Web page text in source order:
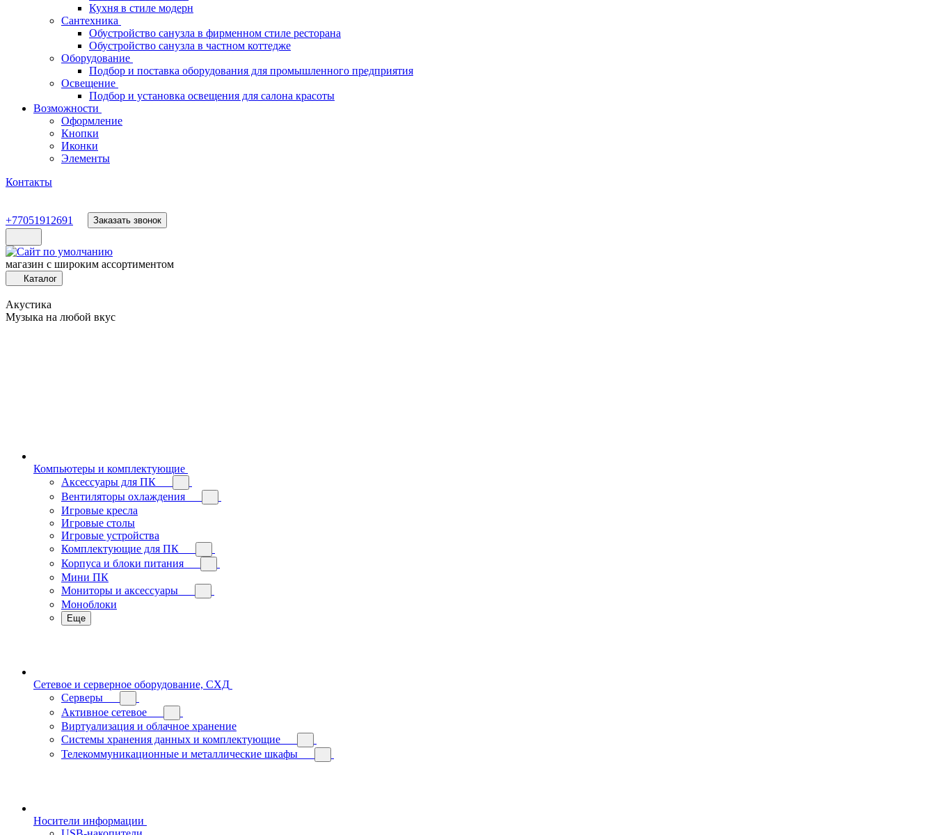
Кухня в стиле модерн
Сантехника
Обустройство санузла в фирменном стиле ресторана
Обустройство санузла в частном коттедже
Оборудование
Подбор и поставка оборудования для промышленного предприятия
Освещение
Подбор и установка освещения для салона красоты
Возможности
Оформление
Кнопки
Иконки
Элементы
Контакты
+77051912691 Заказать звонок
магазин с широким ассортиментом
Каталог
Акустика
Музыка на любой вкус
Компьютеры и комплектующие
Аксессуары для ПК
Вентиляторы охлаждения
Игровые кресла
Игровые столы
Игровые устройства
Комплектующие для ПК
Корпуса и блоки питания
Мини ПК
Мониторы и аксессуары
Моноблоки
Еще
Сетевое и серверное оборудование, СХД
Cерверы
Активное сетевое
Виртуализация и облачное хранение
Системы хранения данных и комплектующие
Телекоммуникационные и металлические шкафы
Носители информации